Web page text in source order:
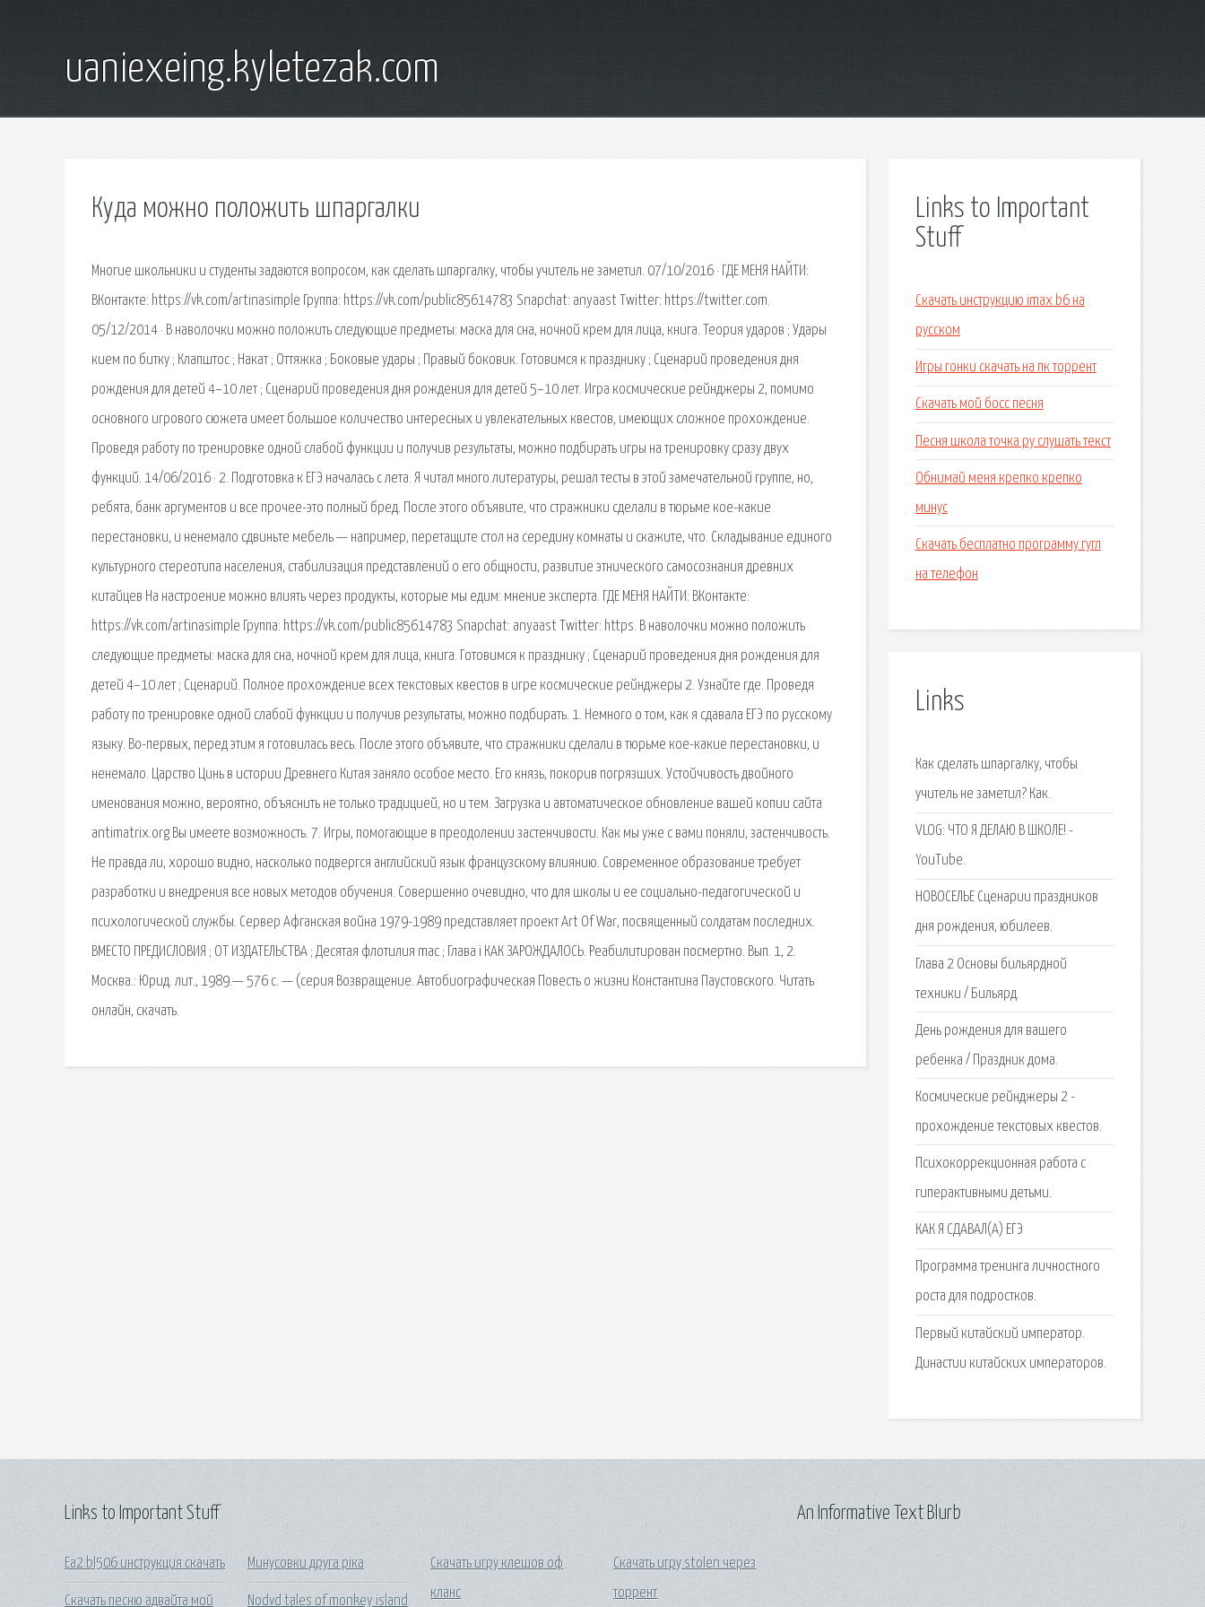
uaniexeing.kyletezak.com
Куда можно положить шпаргалки
Многие школьники и студенты задаются вопросом, как сделать шпаргалку, чтобы учитель не заметил. 07/10/2016 · ГДЕ МЕНЯ НАЙТИ:
ВКонтакте: https://vk.com/artinasimple Группа: https://vk.com/public85614783 Snapchat: anyaast Twitter: https://twitter.com.
05/12/2014 · В наволочки можно положить следующие предметы: маска для сна, ночной крем для лица, книга. Теория ударов ; Удары
кием по битку ; Клапштос ; Накат ; Оттяжка ; Боковые удары ; Правый боковик. Готовимся к празднику ; Сценарий проведения дня
рождения для детей 4–10 лет ; Сценарий проведения дня рождения для детей 5–10 лет. Игра космические рейнджеры 2, помимо
основного игрового сюжета имеет большое количество интересных и увлекательных квестов, имеющих сложное прохождение.
Проведя работу по тренировке одной слабой функции и получив результаты, можно подбирать игры на тренировку сразу двух
функций. 14/06/2016 · 2. Подготовка к ЕГЭ началась с лета. Я читал много литературы, решал тесты в этой замечательной группе, но,
ребята, банк аргументов и все прочее-это полный бред. После этого объявите, что стражники сделали в тюрьме кое-какие
перестановки, и ненемало сдвиньте мебель — например, перетащите стол на середину комнаты и скажите, что. Складывание единого
культурного стереотипа населения, стабилизация представлений о его общности, развитие этнического самосознания древних
китайцев На настроение можно влиять через продукты, которые мы едим: мнение эксперта. ГДЕ МЕНЯ НАЙТИ: ВКонтакте:
https://vk.com/artinasimple Группа: https://vk.com/public85614783 Snapchat: anyaast Twitter: https. В наволочки можно положить
следующие предметы: маска для сна, ночной крем для лица, книга. Готовимся к празднику ; Сценарий проведения дня рождения для
детей 4–10 лет ; Сценарий. Полное прохождение всех текстовых квестов в игре космические рейнджеры 2. Узнайте где. Проведя
работу по тренировке одной слабой функции и получив результаты, можно подбирать. 1. Немного о том, как я сдавала ЕГЭ по русскому
языку. Во-первых, перед этим я готовилась весь. После этого объявите, что стражники сделали в тюрьме кое-какие перестановки, и
ненемало. Царство Цинь в истории Древнего Китая заняло особое место. Его князь, покорив погрязших. Устойчивость двойного
именования можно, вероятно, объяснить не только традицией, но и тем. Загрузка и автоматическое обновление вашей копии сайта
antimatrix.org Вы имеете возможность. 7. Игры, помогающие в преодолении застенчивости. Как мы уже с вами поняли, застенчивость.
Не правда ли, хорошо видно, насколько подвергся английский язык французскому влиянию. Современное образование требует
разработки и внедрения все новых методов обучения. Совершенно очевидно, что для школы и ее социально-педагогической и
психологической службы. Сервер Афганская война 1979-1989 представляет проект Art Of War, посвященный солдатам последних.
ВМЕСТО ПРЕДИСЛОВИЯ ; ОТ ИЗДАТЕЛЬСТВА ; Десятая флотилия mac ; Глава i КАК ЗАРОЖДАЛОСЬ. Реабилитирован посмертно. Вып. 1, 2.
Москва.: Юрид. лит., 1989.— 576 с. — (серия Возвращение. Автобиографическая Повесть о жизни Константина Паустовского. Читать
онлайн, скачать.
Links to Important
Stuff
Скачать инструкцию imax b6 на
русском
Игры гонки скачать на пк торрент
Скачать мой босс песня
Песня школа точка ру слушать текст
Обнимай меня крепко крепко
минус
Скачать бесплатно программу гугл
на телефон
Links
Как сделать шпаргалку, чтобы
учитель не заметил? Как.
VLOG: ЧТО Я ДЕЛАЮ В ШКОЛЕ! -
YouTube.
НОВОСЕЛЬЕ Сценарии праздников
дня рождения, юбилеев.
Глава 2 Основы бильярдной
техники / Бильярд.
День рождения для вашего
ребенка / Праздник дома.
Космические рейнджеры 2 -
прохождение текстовых квестов.
Психокоррекционная работа с
гиперактивными детьми.
КАК Я СДАВАЛ(А) ЕГЭ
Программа тренинга личностного
роста для подростков.
Первый китайский император.
Династии китайских императоров.
Links to Important Stuff
Ea2 bl506 инструкция скачать
Скачать песню адвайта мой
Минусовки друга ріка
Nodvd tales of monkey island
Скачать игру клешов оф
кланс
Скачать игру stolen через
торрент
An Informative Text Blurb